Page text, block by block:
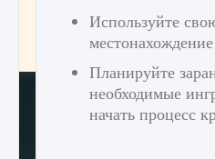
Force Hawk Ops
9 августа 2024
Используйте
Планируйте
необходимые
начать процесс